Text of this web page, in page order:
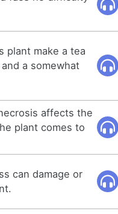
plant make a tea
a somewhat
affects the
plant comes to
can damage or